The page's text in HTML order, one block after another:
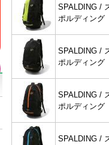
SPALDING /
ポルディング
SPALDING /
ポルディング
SPALDING /
ポルディング
SPALDING /